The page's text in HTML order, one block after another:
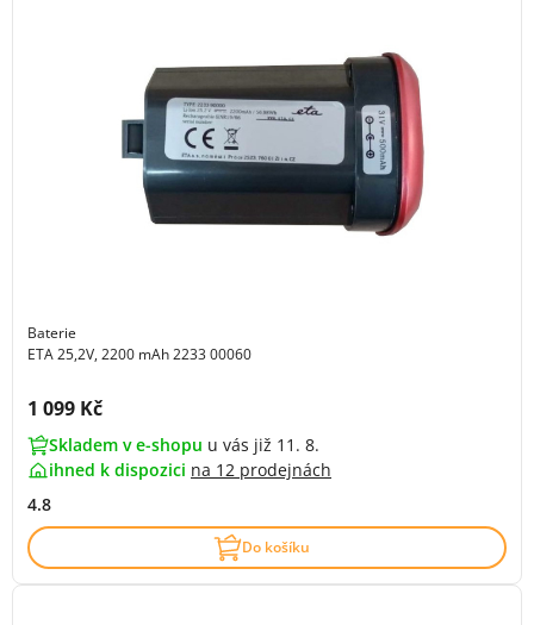
Baterie
ETA 25,2V, 2200 mAh 2233 00060
Cena s DPH:
1 099 Kč
Skladem v e-shopu u vás již 11. 8.
ihned k dispozici na 12 prodejnách
4.8
Do košíku